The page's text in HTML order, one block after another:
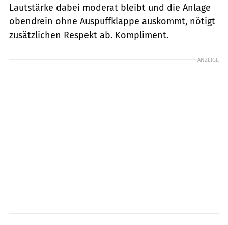
Lautstärke dabei moderat bleibt und die Anlage
obendrein ohne Auspuffklappe auskommt, nötigt
zusätzlichen Respekt ab. Kompliment.
ANZEIGE